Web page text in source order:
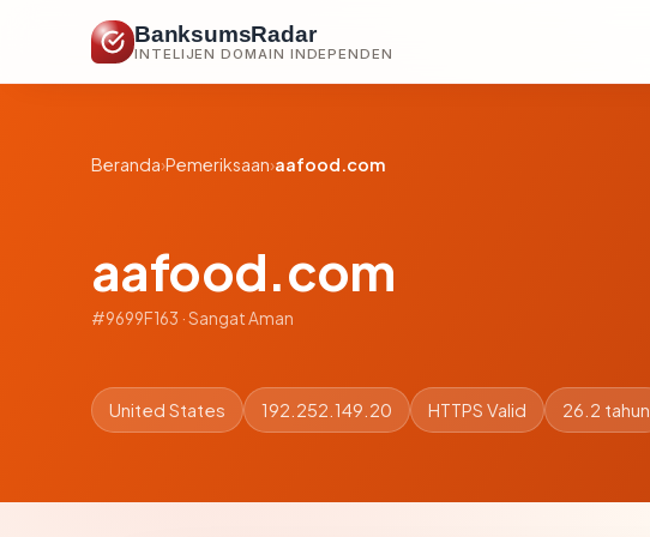
BanksumsRadar
INTELIJEN DOMAIN INDEPENDEN
Beranda›Pemeriksaan›aafood.com
aafood.com
#9699F163 · Sangat Aman
United States 192.252.149.20 HTTPS Valid 26.2 tahun